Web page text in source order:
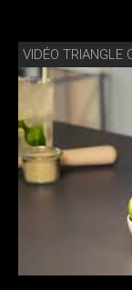
VIDÉO TRIANGLE